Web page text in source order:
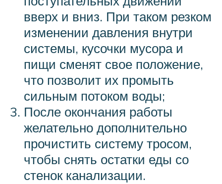
вверх и вниз. При таком резком
изменении давления внутри
системы, кусочки мусора и
пищи сменят свое положение,
что позволит их промыть
сильным потоком воды;
После окончания работы
желательно дополнительно
прочистить систему тросом,
чтобы снять остатки еды со
стенок канализации.